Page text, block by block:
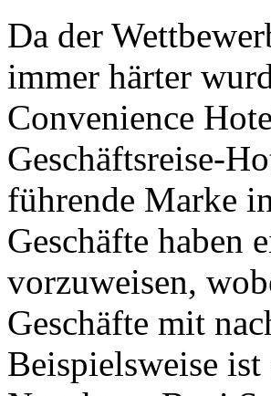
Da der
immer härter
Convenience
Geschäftsreise-
führende Marke
Geschäfte haben
vorzuweisen,
Geschäfte mit
Beispielsweise